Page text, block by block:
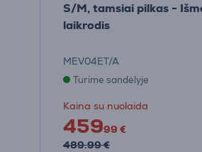
S/M, tamsiai pilkas -
laikrodis
MEV04ET/A
Turime sandėlyje
Kaina su nuolaida
45999 €
489.99 €